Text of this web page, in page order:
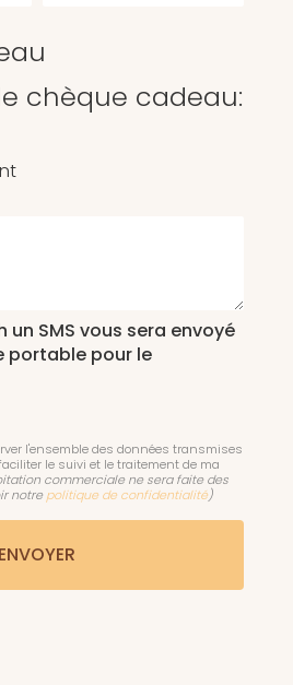
chèque cadeau:
un SMS vous sera envoyé
portable pour le
l'ensemble des données transmises
le suivi et le traitement de ma
commerciale ne sera faite des
notre politique de confidentialité)